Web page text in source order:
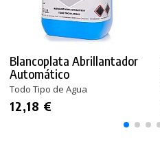
Blancoplata Abrillantador
Automático
Todo Tipo de Agua
12,18 €